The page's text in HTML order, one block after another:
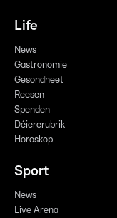
Life
News
Gastronomie
Gesondheet
Reesen
Spenden
Déiererubrik
Horoskop
Sport
News
Live Arena